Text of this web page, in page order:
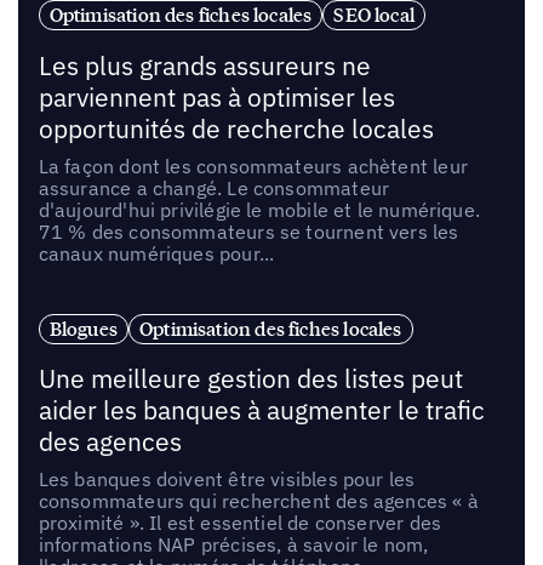
Optimisation des fiches locales
SEO local
Les plus grands assureurs ne
parviennent pas à optimiser les
opportunités de recherche locales
La façon dont les consommateurs achètent leur
assurance a changé. Le consommateur
d'aujourd'hui privilégie le mobile et le numérique.
71 % des consommateurs se tournent vers les
canaux numériques pour...
Blogues Optimisation des fiches locales
Une meilleure gestion des listes peut
aider les banques à augmenter le trafic
des agences
Les banques doivent être visibles pour les
consommateurs qui recherchent des agences « à
proximité ». Il est essentiel de conserver des
informations NAP précises, à savoir le nom,